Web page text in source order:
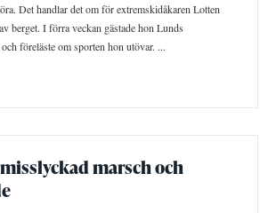
Det handlar det om för extremskidåkaren Lotten
berget. I förra veckan gästade hon Lunds
föreläste om sporten hon utövar. ...
marsch och